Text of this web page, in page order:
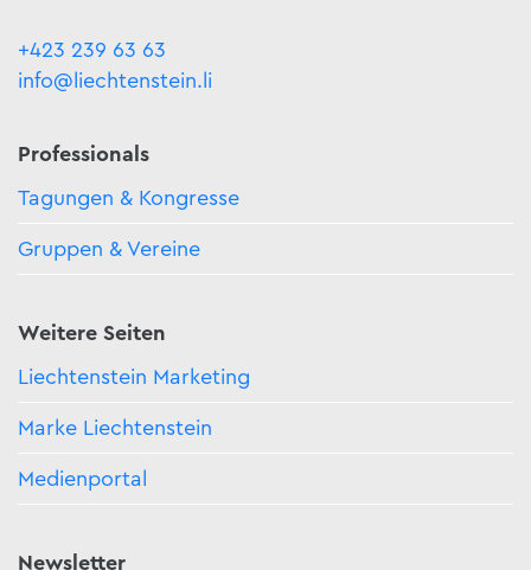
+423 239 63 63
info@liechtenstein.li
Professionals
Tagungen & Kongresse
Gruppen & Vereine
Weitere Seiten
Liechtenstein Marketing
Marke Liechtenstein
Medienportal
Newsletter